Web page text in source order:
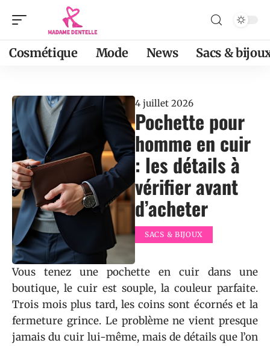
Cosmétique Mode News Sacs &
4 juillet 2026
Pochette pour
homme en cuir
: les détails à
vérifier avant
d’acheter
SACS & BIJOUX
Vous tenez une pochette en cuir dans une
boutique, le cuir est souple, la couleur parfaite.
Trois mois plus tard, les coins sont écornés et la
fermeture grince. Le problème ne vient presque
jamais du cuir lui-même, mais de détails que l’on